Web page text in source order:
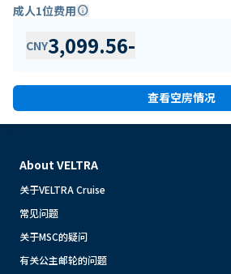
成人1位费用info
CNY3,099.56-
查看空房情况
About VELTRA
关于VELTRA Cruise
常见问题
关于MSC的疑问
有关公主邮轮的问题